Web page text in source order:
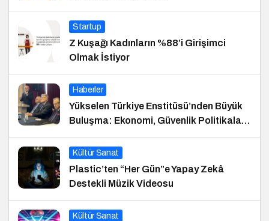
Startup
Z Kuşağı Kadınların %88’i Girişimci
Olmak İstiyor
Haberler
Yükselen Türkiye Enstitüsü’nden Büyük
Buluşma: Ekonomi, Güvenlik Politikaları
ve Hukuk Konferansı
Kültür Sanat
Plastic’ten “Her Gün”e Yapay Zekâ
Destekli Müzik Videosu
Kültür Sanat